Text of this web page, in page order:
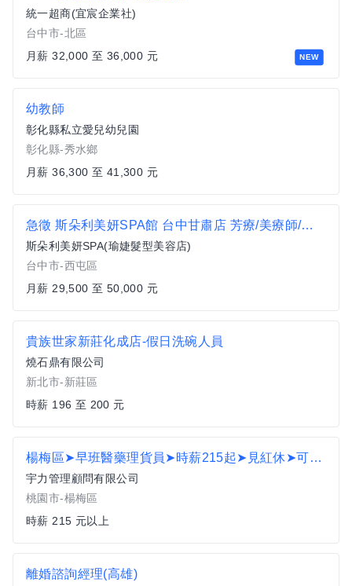
NEW
統一超商(宜宸企業社)
台中市-北區
月薪 32,000 至 36,000 元
幼教師
彰化縣私立愛兒幼兒園
彰化縣-秀水鄉
月薪 36,300 至 41,300 元
急徵 斯朵利美妍SPA館 台中甘肅店 芳療/美療師/美容師/儲備主管
斯朵利美妍SPA(瑜婕髮型美容店)
台中市-西屯區
月薪 29,500 至 50,000 元
貴族世家新莊化成店-假日洗碗人員
燒石鼎有限公司
新北市-新莊區
時薪 196 至 200 元
楊梅區➤早班醫藥理貨員➤時薪215起➤見紅休➤可日領EY
宇力管理顧問有限公司
桃園市-楊梅區
時薪 215 元以上
離婚諮詢經理(高雄)